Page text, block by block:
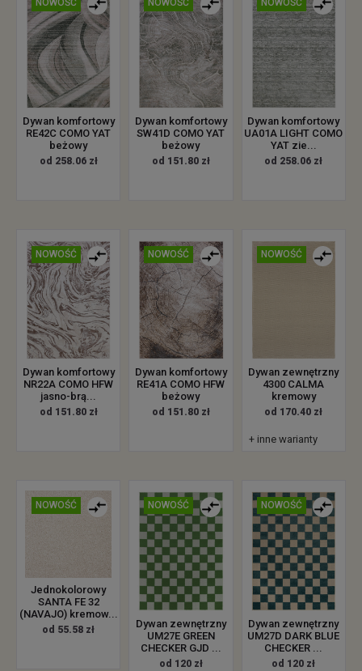
NOWOŚĆ
Dywan komfortowy
RE42C COMO YAT
beżowy
od 258.06 zł
NOWOŚĆ
Dywan komfortowy
SW41D COMO YAT
beżowy
od 151.80 zł
NOWOŚĆ
Dywan komfortowy
UA01A LIGHT COMO
YAT zie...
od 258.06 zł
NOWOŚĆ
Dywan komfortowy
NR22A COMO HFW
jasno-brą...
od 151.80 zł
NOWOŚĆ
Dywan komfortowy
RE41A COMO HFW
beżowy
od 151.80 zł
NOWOŚĆ
Dywan zewnętrzny
4300 CALMA
kremowy
od 170.40 zł
+ inne warianty
NOWOŚĆ
Jednokolorowy
SANTA FE 32
(NAVAJO) kremow...
od 55.58 zł
NOWOŚĆ
Dywan zewnętrzny
UM27E GREEN
CHECKER GJD ...
od 120 zł
NOWOŚĆ
Dywan zewnętrzny
UM27D DARK BLUE
CHECKER ...
od 120 zł